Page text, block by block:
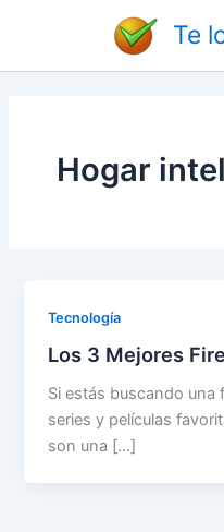
Te
Hogar
Tecnología
Los 3 Mejores
Si estás buscando una
series y películas
son una […]